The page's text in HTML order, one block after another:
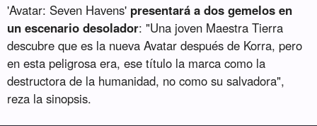
'Avatar: Seven Havens' presentará a dos gemelos en
un escenario desolador: "Una joven Maestra Tierra
descubre que es la nueva Avatar después de Korra, pero
en esta peligrosa era, ese título la marca como la
destructora de la humanidad, no como su salvadora",
reza la sinopsis.